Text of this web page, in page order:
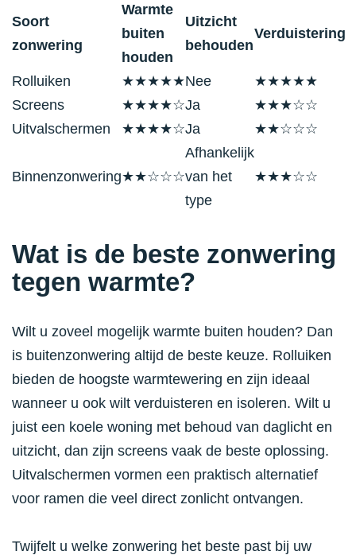
Soort
zonwering
Warmte
buiten
houden
Uitzicht
behouden
Verduistering
Rolluiken ★★★★★Nee
★★★★★
Screens
★★★★☆Ja
★★★☆☆
Uitvalschermen
★★★★☆Ja ★★☆☆☆
Binnenzonwering★★☆☆☆
Afhankelijk
van het
type
★★★☆☆
Wat is de beste zonwering
tegen warmte?
Wilt u zoveel mogelijk warmte buiten houden? Dan
is buitenzonwering altijd de beste keuze. Rolluiken
bieden de hoogste warmtewering en zijn ideaal
wanneer u ook wilt verduisteren en isoleren. Wilt u
juist een koele woning met behoud van daglicht en
uitzicht, dan zijn screens vaak de beste oplossing.
Uitvalschermen vormen een praktisch alternatief
voor ramen die veel direct zonlicht ontvangen.
Twijfelt u welke zonwering het beste past bij uw